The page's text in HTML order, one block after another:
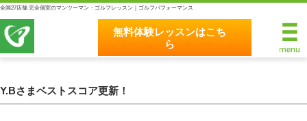
全国27店舗 完全個室のマンツーマン・ゴルフレッスン｜ゴルフパフォーマンス
無料体験レッスンはこち
ら
無料体験レッスンはこちら
Y.Bさまベストスコア更新！